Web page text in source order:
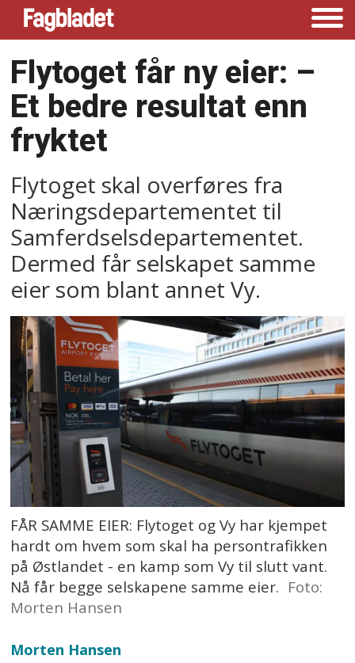
Flytoget får ny eier: –⁠
Et bedre resultat enn
fryktet
Flytoget skal overføres fra
Næringsdepartementet til
Samferdselsdepartementet.
Dermed får selskapet samme
eier som blant annet Vy.
FÅR SAMME EIER: Flytoget og Vy har kjempet
hardt om hvem som skal ha persontrafikken
på Østlandet - en kamp som Vy til slutt vant.
Nå får begge selskapene samme eier. Foto:
Morten Hansen
Morten Hansen